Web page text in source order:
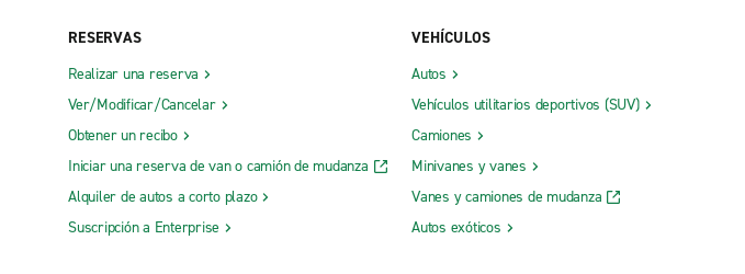
RESERVAS
Realizar una reserva
Ver/Modificar/Cancelar
Obtener un recibo
Iniciar una reserva de van o camión de mudanza
Alquiler de autos a corto plazo
Suscripción a Enterprise
VEHÍCULOS
Autos
Vehículos utilitarios deportivos (SUV)
Camiones
Minivanes y vanes
Vanes y camiones de mudanza
Autos exóticos